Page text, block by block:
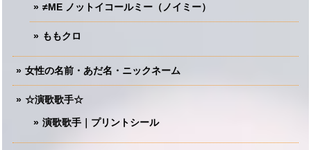
≠ME ノットイコールミー（ノイミー）
ももクロ
女性の名前・あだ名・ニックネーム
☆演歌歌手☆
演歌歌手｜プリントシール